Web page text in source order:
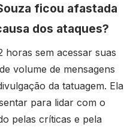
ficou afastada
dos ataques?
horas sem acessar suas
volume de mensagens
da tatuagem. Ela
para lidar com o
pelas críticas e pela